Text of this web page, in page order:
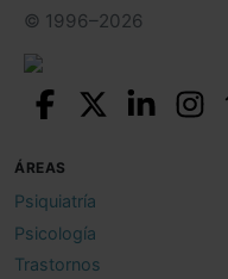
© 1996–2026
ÁREAS
Psiquiatría
Psicología
Trastornos